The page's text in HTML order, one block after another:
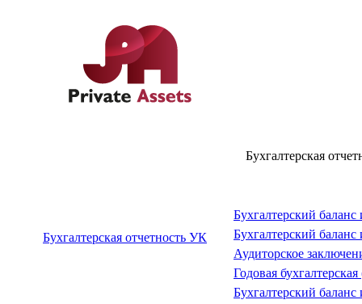
Бухгалтерская отчетность УК
Бухгалтерская
Бухгалтерский баланс
Бухгалтерский баланс
Аудиторское
Годовая
Бухгалтерский баланс